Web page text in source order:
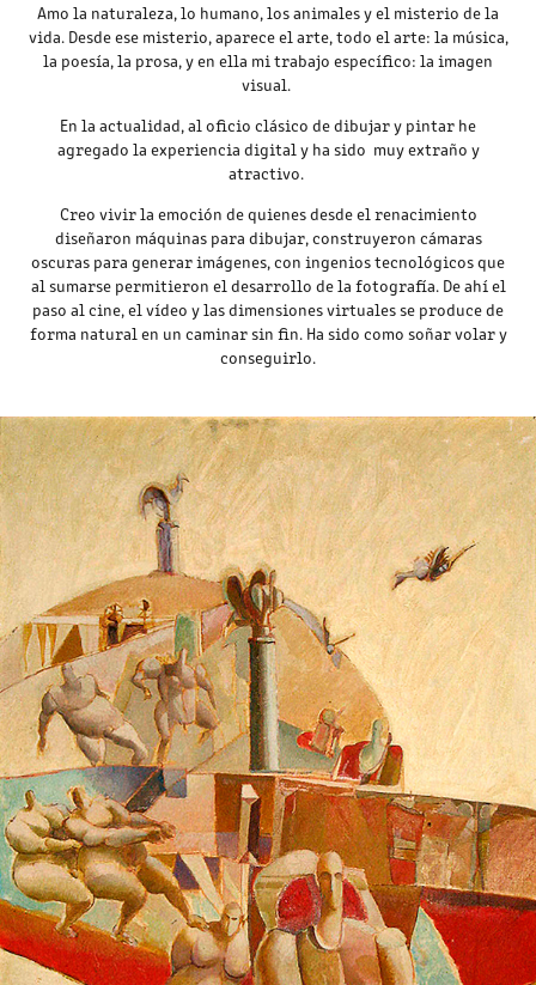
Amo la naturaleza, lo humano, los animales y el misterio de la
vida. Desde ese misterio, aparece el arte, todo el arte: la música,
la poesía, la prosa, y en ella mi trabajo específico: la imagen
visual.
En la actualidad, al oficio clásico de dibujar y pintar he
agregado la experiencia digital y ha sido muy extraño y
atractivo.
Creo vivir la emoción de quienes desde el renacimiento
diseñaron máquinas para dibujar, construyeron cámaras
oscuras para generar imágenes, con ingenios tecnológicos que
al sumarse permitieron el desarrollo de la fotografía. De ahí el
paso al cine, el vídeo y las dimensiones virtuales se produce de
forma natural en un caminar sin fin. Ha sido como soñar volar y
conseguirlo.